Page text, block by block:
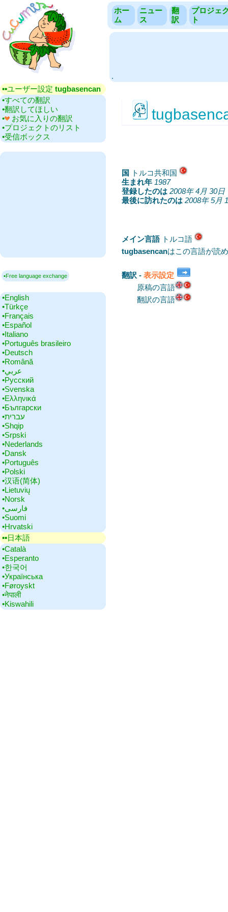
ホー
ム
ニュー
ス
翻
訳
プロジェ
ト
.
▪▪‎ユーザー設定 tugbasencan
•‎すべての翻訳
•‎翻訳してほしい
•‎
お気に入りの翻訳
•‎プロジェクトのリスト
•‎受信ボックス
▪Free language exchange
•‎English
•‎Türkçe
•‎Français
•‎Español
•‎Italiano
•‎Português brasileiro
•‎Deutsch
•‎Română
•‎عربي
•‎Русский
•‎Svenska
•‎Ελληνικά
•‎Български
•‎עברית
•‎Shqip
•‎Srpski
•‎Nederlands
•‎Dansk
•‎Português
•‎Polski
•‎汉语(简体)
•‎Lietuvių
•‎Norsk
•‎فارسی
•‎Suomi
•‎Hrvatski
▪▪‎日本語
•‎Català
•‎Esperanto
•‎한국어
•‎Українська
•‎Føroyskt
•‎नेपाली
•‎Kiswahili
国
‎トルコ共和国
生まれ年 1987
登録したのは 2008年 4月 30日
最後に訪れたのは 2008年 5月
メイン言語‎トルコ語
tugbasencanはこの言語が読
翻訳 - 表示設定
原稿の言語
翻訳の言語